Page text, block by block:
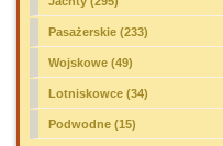
Pasażerskie (233)
Wojskowe (49)
Lotniskowce (34)
Podwodne (15)